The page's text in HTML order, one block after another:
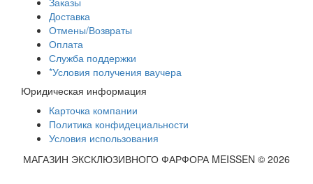
Доставка
Отмены/Возвраты
Оплата
Служба поддержки
*Условия получения ваучера
Юридическая информация
Карточка компании
Политика конфидециальности
Условия использования
МАГАЗИН ЭКСКЛЮЗИВНОГО ФАРФОРА MEISSEN © 2026